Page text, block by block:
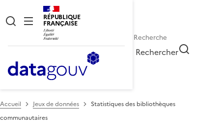
RÉPUBLIQUE
FRANÇAISE
Rechercher
Accueil Jeux de données
Statistiques des bibliothèques
communautaires